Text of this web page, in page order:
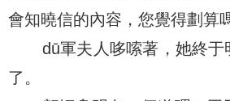
會知曉信的內容，您覺得劃算
dū軍夫人哆嗦著，她終
了。